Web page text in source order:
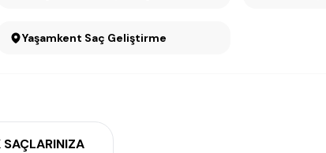
Yaşamkent Saç Geliştirme
SAÇLARINIZA